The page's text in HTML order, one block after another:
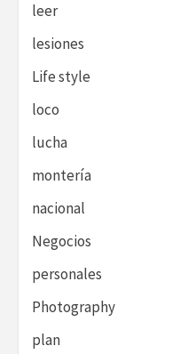
leer
lesiones
Life style
loco
lucha
montería
nacional
Negocios
personales
Photography
plan